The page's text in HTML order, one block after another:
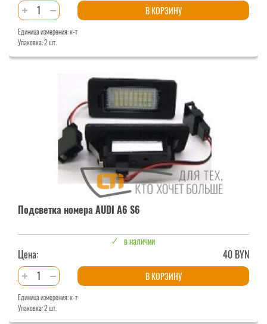
Количество
товара
Подсветка
номера
В КОРЗИНУ
Единица измерения: к-т
Упаковка: 2 шт.
Подсветка номера AUDI A6 S6
в наличии
Цена:
40 BYN
Количество
товара
Подсветка
номера
В КОРЗИНУ
Единица измерения: к-т
Упаковка: 2 шт.